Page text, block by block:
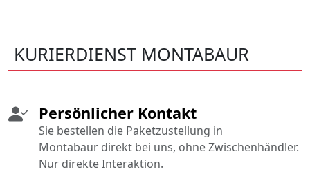
KURIERDIENST MONTABAUR
Persönlicher Kontakt
Sie bestellen die Paketzustellung in
Montabaur direkt bei uns, ohne Zwischenhändler.
Nur direkte Interaktion.